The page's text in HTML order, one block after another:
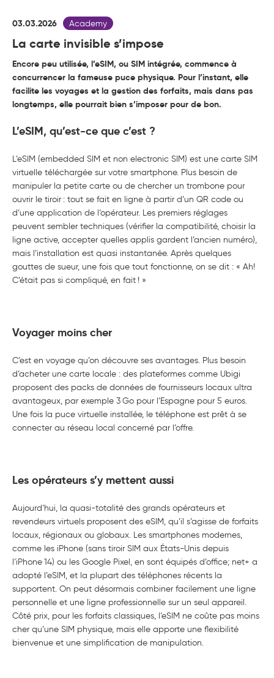
03.03.2026 Academy
La carte invisible s’impose
Encore peu utilisée, l’eSIM, ou SIM intégrée, commence à
concurrencer la fameuse puce physique. Pour l’instant, elle
facilite les voyages et la gestion des forfaits, mais dans pas
longtemps, elle pourrait bien s’imposer pour de bon.
L’eSIM, qu’est-ce que c’est ?
L’eSIM (embedded SIM et non electronic SIM) est une carte SIM
virtuelle téléchargée sur votre smartphone. Plus besoin de
manipuler la petite carte ou de chercher un trombone pour
ouvrir le tiroir : tout se fait en ligne à partir d’un QR code ou
d’une application de l’opérateur. Les premiers réglages
peuvent sembler techniques (vérifier la compatibilité, choisir la
ligne active, accepter quelles applis gardent l’ancien numéro),
mais l’installation est quasi instantanée. Après quelques
gouttes de sueur, une fois que tout fonctionne, on se dit : « Ah!
C’était pas si compliqué, en fait ! »
Voyager moins cher
C’est en voyage qu’on découvre ses avantages. Plus besoin
d’acheter une carte locale : des plateformes comme Ubigi
proposent des packs de données de fournisseurs locaux ultra
avantageux, par exemple 3 Go pour l’Espagne pour 5 euros.
Une fois la puce virtuelle installée, le téléphone est prêt à se
connecter au réseau local concerné par l’offre.
Les opérateurs s’y mettent aussi
Aujourd’hui, la quasi-totalité des grands opérateurs et
revendeurs virtuels proposent des eSIM, qu’il s’agisse de forfaits
locaux, régionaux ou globaux. Les smartphones modernes,
comme les iPhone (sans tiroir SIM aux États-Unis depuis
l’iPhone 14) ou les Google Pixel, en sont équipés d’office; net+ a
adopté l’eSIM, et la plupart des téléphones récents la
supportent. On peut désormais combiner facilement une ligne
personnelle et une ligne professionnelle sur un seul appareil.
Côté prix, pour les forfaits classiques, l’eSIM ne coûte pas moins
cher qu’une SIM physique, mais elle apporte une flexibilité
bienvenue et une simplification de manipulation.